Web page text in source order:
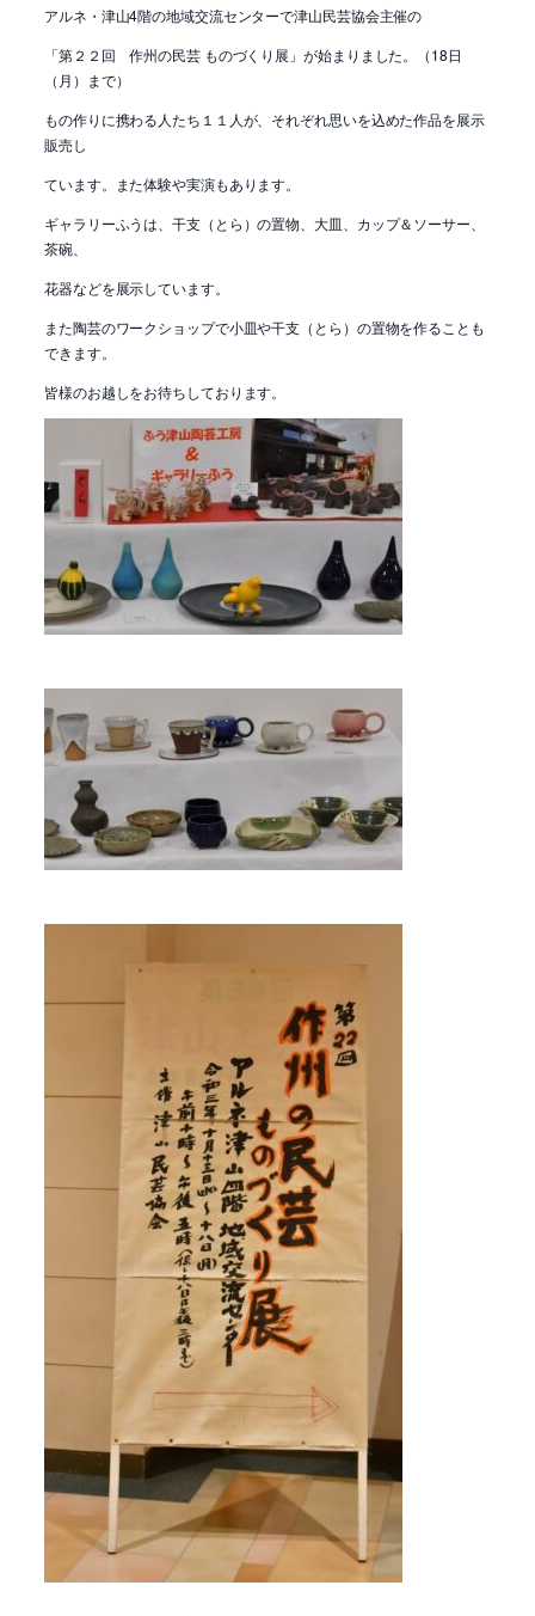
アルネ・津山4階の地域交流センターで津山民芸協会主催の
「第２２回 作州の民芸 ものづくり展」が始まりました。（18日
（月）まで）
もの作りに携わる人たち１１人が、それぞれ思いを込めた作品を展示
販売し
ています。また体験や実演もあります。
ギャラリーふうは、干支（とら）の置物、大皿、カップ＆ソーサー、
茶碗、
花器などを展示しています。
また陶芸のワークショップで小皿や干支（とら）の置物を作ることも
できます。
皆様のお越しをお待ちしております。